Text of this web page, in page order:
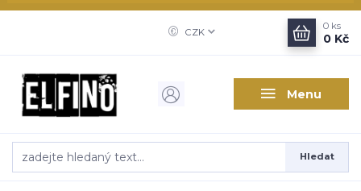
Menu
CZK
Hledat
0 ks
0 Kč